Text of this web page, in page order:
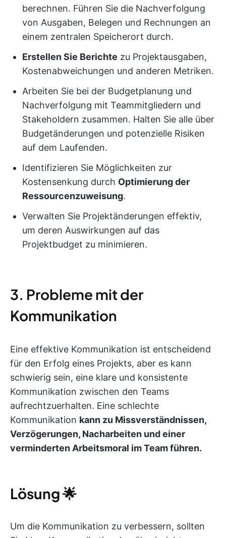
berechnen. Führen Sie die Nachverfolgung
von Ausgaben, Belegen und Rechnungen an
einem zentralen Speicherort durch.
Erstellen Sie Berichte zu Projektausgaben,
Kostenabweichungen und anderen Metriken.
Arbeiten Sie bei der Budgetplanung und
Nachverfolgung mit Teammitgliedern und
Stakeholdern zusammen. Halten Sie alle über
Budgetänderungen und potenzielle Risiken
auf dem Laufenden.
Identifizieren Sie Möglichkeiten zur
Kostensenkung durch Optimierung der
Ressourcenzuweisung.
Verwalten Sie Projektänderungen effektiv,
um deren Auswirkungen auf das
Projektbudget zu minimieren.
3. Probleme mit der
Kommunikation
Eine effektive Kommunikation ist entscheidend
für den Erfolg eines Projekts, aber es kann
schwierig sein, eine klare und konsistente
Kommunikation zwischen den Teams
aufrechtzuerhalten. Eine schlechte
Kommunikation kann zu Missverständnissen,
Verzögerungen, Nacharbeiten und einer
verminderten Arbeitsmoral im Team führen.
Lösung🌟
Um die Kommunikation zu verbessern, sollten